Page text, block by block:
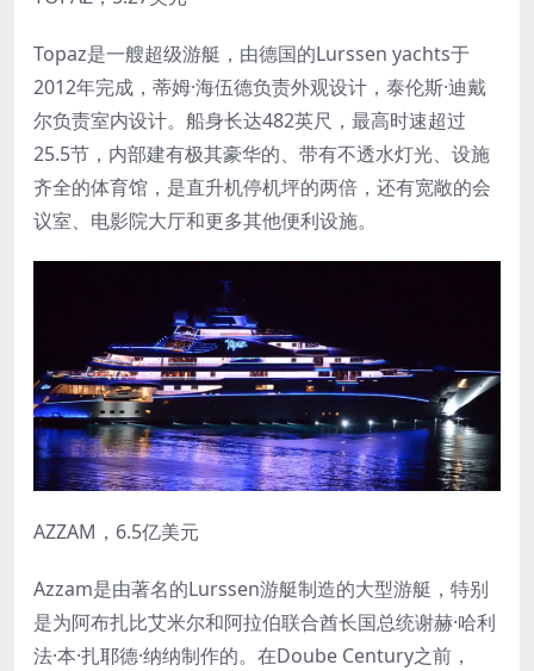
Topaz是一艘超级游艇，由德国的Lurssen yachts于
2012年完成，蒂姆·海伍德负责外观设计，泰伦斯·迪戴
尔负责室内设计。船身长达482英尺，最高时速超过
25.5节，内部建有极其豪华的、带有不透水灯光、设施
齐全的体育馆，是直升机停机坪的两倍，还有宽敞的会
议室、电影院大厅和更多其他便利设施。
AZZAM，6.5亿美元
Azzam是由著名的Lurssen游艇制造的大型游艇，特别
是为阿布扎比艾米尔和阿拉伯联合酋长国总统谢赫·哈利
法·本·扎耶德·纳纳制作的。在Doube Century之前，